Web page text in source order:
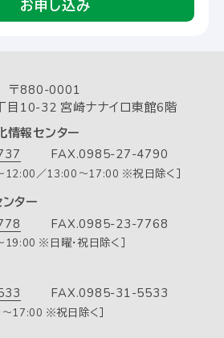
お申し込み
〒880-0001
目10-32 宮崎ナナイロ東館6階
情報センター
12:00／13:00～17:00 ※祝日除く］
FAX.0985-27-4790
ター
19:00 ※日曜・祝日除く］
FAX.0985-23-7768
17:00 ※祝日除く］
FAX.0985-31-5533